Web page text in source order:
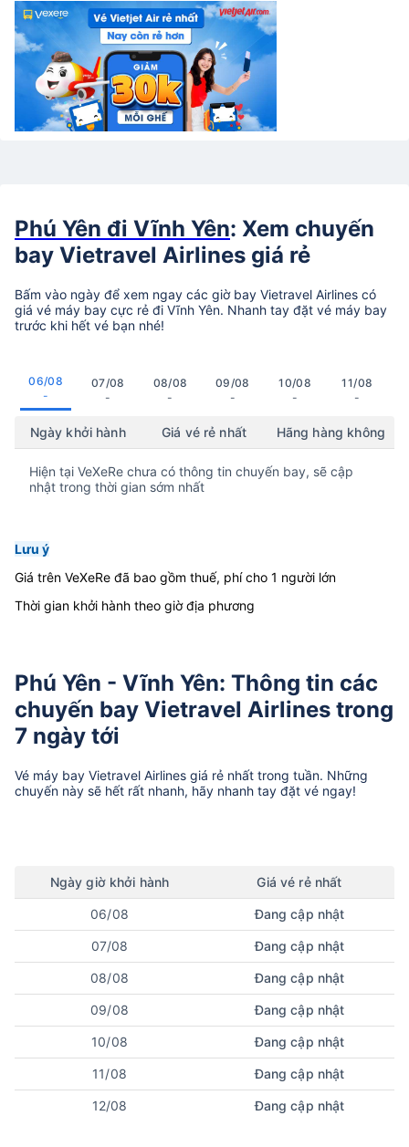
Phú Yên đi Vĩnh Yên: Xem chuyến
bay Vietravel Airlines giá rẻ
Bấm vào ngày để xem ngay các giờ bay Vietravel Airlines có
giá vé máy bay cực rẻ đi Vĩnh Yên. Nhanh tay đặt vé máy bay
trước khi hết vé bạn nhé!
06/08
-
07/08
-
08/08
-
09/08
-
10/08
-
11/08
-
Ngày khởi hành Giá vé rẻ nhất Hãng hàng không
Hiện tại VeXeRe chưa có thông tin chuyến bay, sẽ cập
nhật trong thời gian sớm nhất
Lưu ý
Giá trên VeXeRe đã bao gồm thuế, phí cho 1 người lớn
Thời gian khởi hành theo giờ địa phương
Phú Yên - Vĩnh Yên: Thông tin các
chuyến bay Vietravel Airlines trong
7 ngày tới
Vé máy bay Vietravel Airlines giá rẻ nhất trong tuần. Những
chuyến này sẽ hết rất nhanh, hãy nhanh tay đặt vé ngay!
Ngày giờ khởi hành Giá vé rẻ nhất
06/08 Đang cập nhật
07/08 Đang cập nhật
08/08 Đang cập nhật
09/08 Đang cập nhật
10/08 Đang cập nhật
11/08 Đang cập nhật
12/08 Đang cập nhật